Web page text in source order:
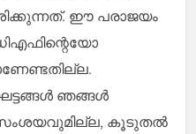
ഈ പരാജയം
ഞങ്ങള്‍
കൂടുതല്‍